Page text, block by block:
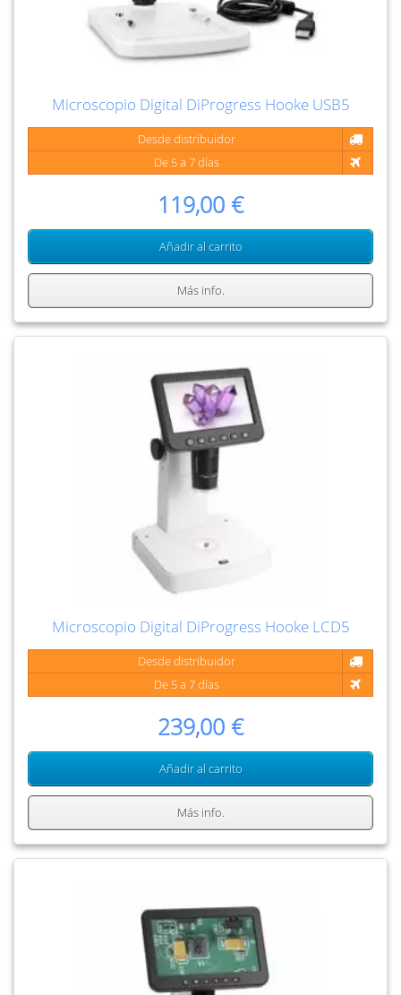
Microscopio Digital DiProgress Hooke USB5
Desde distribuidor
De 5 a 7 días
119,00 €
Añadir al carrito
Más info.
Microscopio Digital DiProgress Hooke LCD5
Desde distribuidor
De 5 a 7 días
239,00 €
Añadir al carrito
Más info.